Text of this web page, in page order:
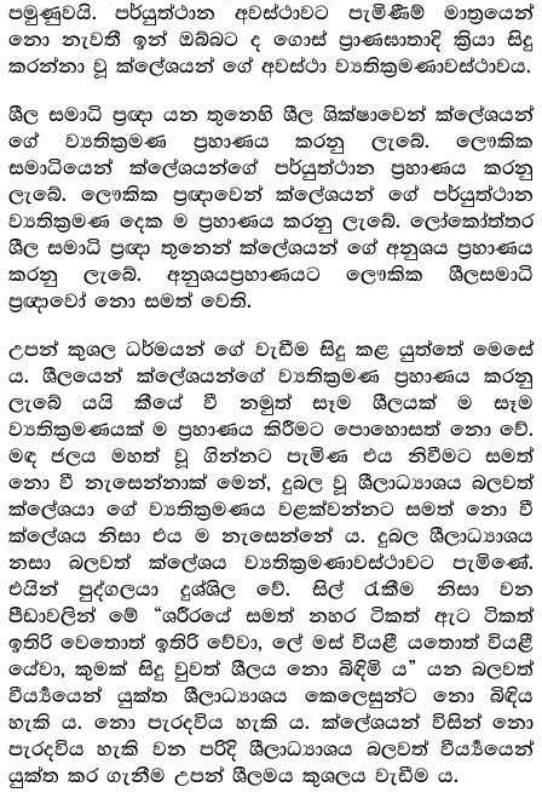
පමුණුවයි. පර්යුත්ථාන අවස්ථාවට පැමිණීම් මාත්‍රයෙන්
නො නැවතී ඉන් ඔබ්බට ද ගොස් ප්‍රාණඝාතාදි ක්‍රියා සිදු
කරන්නා වූ ක්ලේශයන් ගේ අවස්ථා ව්‍යතික්‍ර‍මණාවස්ථාවය.
ශීල සමාධි ප්‍ර‍ඥා යන තුනෙහි ශීල ශික්ෂාවෙන් ක්ලේශයන්
ගේ ව්‍යතික්‍ර‍මණ ප්‍ර‍හාණය කරනු ලැබේ. ලෞකික
සමාධියෙන් ක්ලේශයන්ගේ පර්යුත්ථාන ප්‍ර‍හාණය කරනු
ලැබේ. ලෞකික ප්‍ර‍ඥාවෙන් ක්ලේශයන් ගේ පර්යුත්ථාන
ව්‍යතික්‍ර‍මණ දෙක ම ප්‍ර‍හාණය කරනු ලැබේ. ලෝකෝත්තර
ශීල සමාධි ප්‍ර‍ඥා තුනෙන් ක්ලේශයන් ගේ අනුශය ප්‍ර‍හාණය
කරනු ලැබේ. අනුශයප්‍ර‍හාණයට ලෞකික ශීලසමාධි
ප්‍ර‍ඥාවෝ නො සමත් වෙති.
උපන් කුශල ධර්මයන් ගේ වැඩීම සිදු කළ යුත්තේ මෙසේ
ය. ශීලයෙන් ක්ලේශයන්ගේ ව්‍යතික්‍ර‍මණ ප්‍ර‍හාණය කරනු
ලැබේ යයි කීයේ වී නමුත් සෑම ශීලයක් ම සෑම
ව්‍යතික්‍ර‍මණයක් ම ප්‍ර‍හාණය කිරීමට පොහොසත් නො වේ.
මඳ ජලය මහත් වූ ගින්නට පැමිණ එය නිවීමට සමත්
නො වී නැසෙන්නාක් මෙන්, දුබල වූ ශීලාධ්‍යාශය බලවත්
ක්ලේශයා ගේ ව්‍යතික්‍ර‍මණය වළක්වන්නට සමත් නො වී
ක්ලේශය නිසා එය ම නැසෙන්නේ ය. දුබල ශීලාධ්‍යාශය
නසා බලවත් ක්ලේශය ව්‍යතික්‍ර‍මණාවස්ථාවට පැමිණේ.
එයින් පුද්ගලයා දුශ්ශිල වේ. සිල් රැකීම නිසා වන
පීඩාවලින් මේ “ශරීරයේ සමත් නහර ටිකත් ඇට ටිකත්
ඉතිරි වෙතොත් ඉතිරි වේවා, ලේ මස් වියළී යතොත් වියළී
යේවා, කුමක් සිදු වුවත් ශීලය නො බිඳිමි ය” යන බලවත්
වීර්‍ය්‍යයෙන් යුක්ත ශීලාධ්‍යාශය කෙලෙසුන්ට නො බිඳිය
හැකි ය. නො පැරදවිය හැකි ය. ක්ලේශයන් විසින් නො
පැරදවිය හැකි වන පරිදි ශීලාධ්‍යාශය බලවත් වීර්‍ය්‍යයෙන්
යුක්ත කර ගැනීම උපන් ශීලමය කුශලය වැඩීම ය.